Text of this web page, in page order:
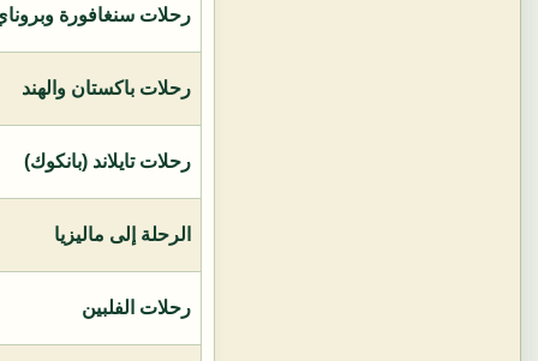
رحلات سنغافورة
رحلات باكستان والهند
رحلات تايلاند (بانكوك)
الرحلة إلى ماليزيا
رحلات الفلبين